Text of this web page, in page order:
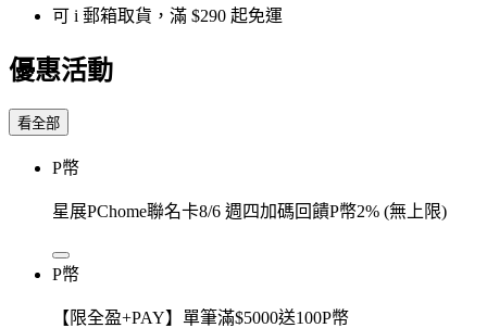
可 i 郵箱取貨，滿 $290 起免運
優惠活動
看全部
P幣
星展PChome聯名卡8/6 週四加碼回饋P幣2% (無上限)
P幣
【限全盈+PAY】單筆滿$5000送100P幣